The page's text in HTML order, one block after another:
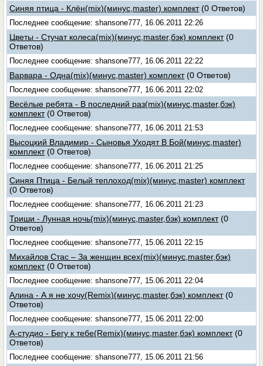
Синяя птица - Клён(mix)(минус,master) комплект (0 Ответов)
Последнее сообщение: shansone777, 16.06.2011 22:26
Цветы - Стучат колеса(mix)(минус,master,бэк) комплект (0
Ответов)
Последнее сообщение: shansone777, 16.06.2011 22:22
Варвара - Одна(mix)(минус,master) комплект (0 Ответов)
Последнее сообщение: shansone777, 16.06.2011 22:02
Весёлые ребята - В последний раз(mix)(минус,master,бэк)
комплект (0 Ответов)
Последнее сообщение: shansone777, 16.06.2011 21:53
Высоцкий Владимир - Сыновья Уходят В Бой(минус,master)
комплект (0 Ответов)
Последнее сообщение: shansone777, 16.06.2011 21:25
Синяя Птица - Белый теплоход(mix)(минус,master) комплект
(0 Ответов)
Последнее сообщение: shansone777, 16.06.2011 21:23
Триши - Лунная ночь(mix)(минус,master,бэк) комплект (0
Ответов)
Последнее сообщение: shansone777, 15.06.2011 22:15
Михайлов Стас – За женщин всех(mix)(минус,master,бэк)
комплект (0 Ответов)
Последнее сообщение: shansone777, 15.06.2011 22:04
Алина - А я не хочу(Remix)(минус,master,бэк) комплект (0
Ответов)
Последнее сообщение: shansone777, 15.06.2011 22:00
А-студио - Бегу к тебе(Remix)(минус,master,бэк) комплект (0
Ответов)
Последнее сообщение: shansone777, 15.06.2011 21:56